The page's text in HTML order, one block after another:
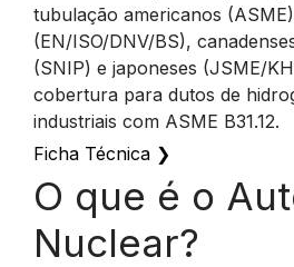
tubulação americanos
(EN/ISO/DNV/BS),
(SNIP) e japoneses (JSME/
cobertura para dutos de
industriais com ASME B31.12.
Ficha Técnica ❯
O que é o
Nuclear?